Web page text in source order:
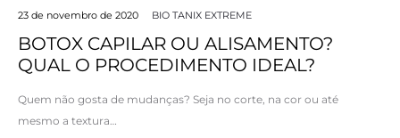
23 de novembro de 2020 BIO TANIX EXTREME
BOTOX CAPILAR OU ALISAMENTO?
QUAL O PROCEDIMENTO IDEAL?
Quem não gosta de mudanças? Seja no corte, na cor ou até
mesmo a textura…